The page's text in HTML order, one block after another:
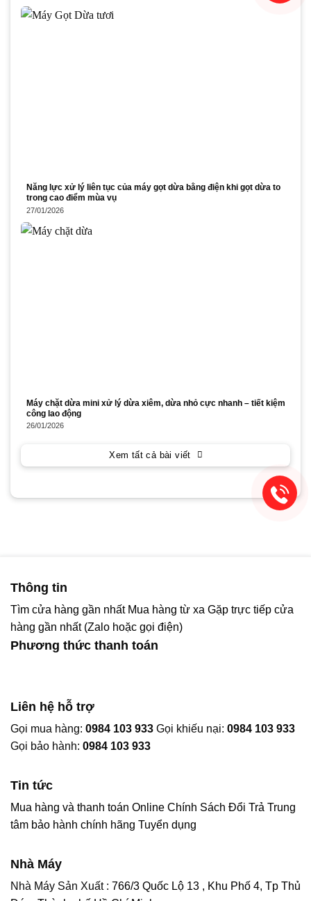
Năng lực xử lý liên tục của máy gọt dừa bằng điện khi gọt dừa to
trong cao điểm mùa vụ
27/01/2026
Máy chặt dừa mini xử lý dừa xiêm, dừa nhỏ cực nhanh – tiết kiệm
công lao động
26/01/2026
Xem tất cả bài viết
Thông tin
Tìm cửa hàng gần nhất Mua hàng từ xa Gặp trực tiếp cửa
hàng gần nhất (Zalo hoặc gọi điện)
Phương thức thanh toán
Liên hệ hỗ trợ
Gọi mua hàng: 0984 103 933 Gọi khiếu nại: 0984 103 933
Gọi bảo hành: 0984 103 933
Tin tức
Mua hàng và thanh toán Online Chính Sách Đổi Trả Trung
tâm bảo hành chính hãng Tuyển dụng
Nhà Máy
Nhà Máy Sản Xuất : 766/3 Quốc Lộ 13 , Khu Phố 4, Tp Thủ